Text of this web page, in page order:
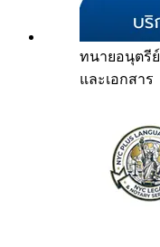
ทนายอนุตรีย์
และเอกสาร